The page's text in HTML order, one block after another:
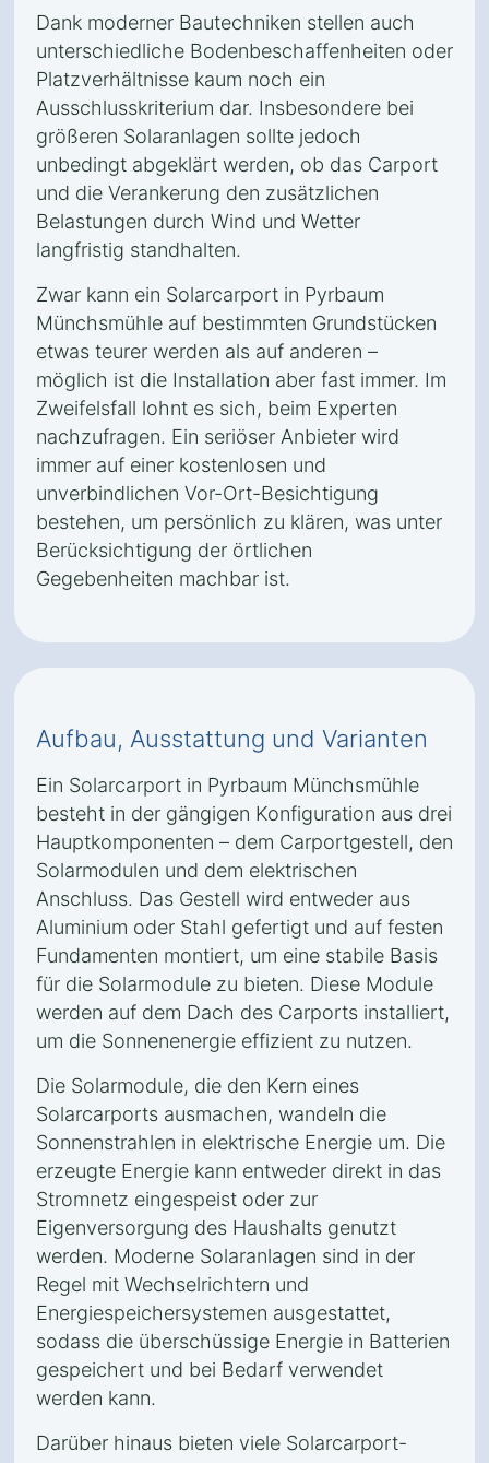
Dank moderner Bautechniken stellen auch
unterschiedliche Bodenbeschaffenheiten oder
Platzverhältnisse kaum noch ein
Ausschlusskriterium dar. Insbesondere bei
größeren Solaranlagen sollte jedoch
unbedingt abgeklärt werden, ob das Carport
und die Verankerung den zusätzlichen
Belastungen durch Wind und Wetter
langfristig standhalten.
Zwar kann ein Solarcarport in Pyrbaum
Münchsmühle auf bestimmten Grundstücken
etwas teurer werden als auf anderen –
möglich ist die Installation aber fast immer. Im
Zweifelsfall lohnt es sich, beim Experten
nachzufragen. Ein seriöser Anbieter wird
immer auf einer kostenlosen und
unverbindlichen Vor-Ort-Besichtigung
bestehen, um persönlich zu klären, was unter
Berücksichtigung der örtlichen
Gegebenheiten machbar ist.
Aufbau, Ausstattung und Varianten
Ein Solarcarport in Pyrbaum Münchsmühle
besteht in der gängigen Konfiguration aus drei
Hauptkomponenten – dem Carportgestell, den
Solarmodulen und dem elektrischen
Anschluss. Das Gestell wird entweder aus
Aluminium oder Stahl gefertigt und auf festen
Fundamenten montiert, um eine stabile Basis
für die Solarmodule zu bieten. Diese Module
werden auf dem Dach des Carports installiert,
um die Sonnenenergie effizient zu nutzen.
Die Solarmodule, die den Kern eines
Solarcarports ausmachen, wandeln die
Sonnenstrahlen in elektrische Energie um. Die
erzeugte Energie kann entweder direkt in das
Stromnetz eingespeist oder zur
Eigenversorgung des Haushalts genutzt
werden. Moderne Solaranlagen sind in der
Regel mit Wechselrichtern und
Energiespeichersystemen ausgestattet,
sodass die überschüssige Energie in Batterien
gespeichert und bei Bedarf verwendet
werden kann.
Darüber hinaus bieten viele Solarcarport-